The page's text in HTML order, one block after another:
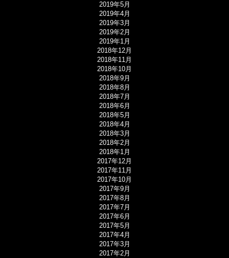
2019年5月
2019年4月
2019年3月
2019年2月
2019年1月
2018年12月
2018年11月
2018年10月
2018年9月
2018年8月
2018年7月
2018年6月
2018年5月
2018年4月
2018年3月
2018年2月
2018年1月
2017年12月
2017年11月
2017年10月
2017年9月
2017年8月
2017年7月
2017年6月
2017年5月
2017年4月
2017年3月
2017年2月